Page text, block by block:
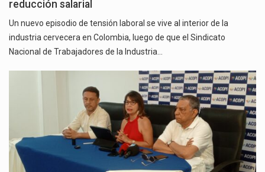
reducción salarial
Un nuevo episodio de tensión laboral se vive al interior de la
industria cervecera en Colombia, luego de que el Sindicato
Nacional de Trabajadores de la Industria…